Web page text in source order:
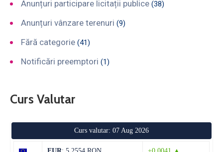
Anunțuri participare licitații publice (38)
Anunțuri vânzare terenuri (9)
Fără categorie (41)
Notificări preemptori (1)
Curs Valutar
Curs valutar: 07 Aug 2026